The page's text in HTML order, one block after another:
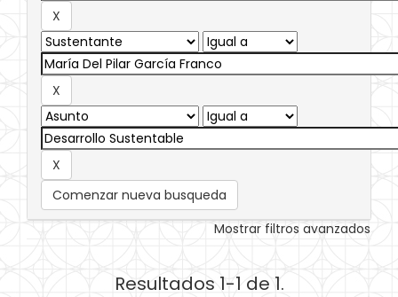
Comenzar nueva busqueda
Mostrar filtros avanzados
Resultados 1-1 de 1.